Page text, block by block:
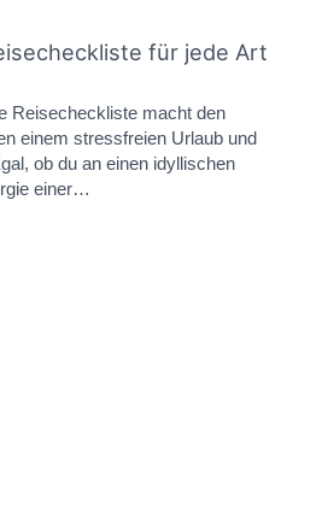
für jede Art
Reisecheckliste macht den
einem stressfreien Urlaub und
ob du an einen idyllischen
einer…